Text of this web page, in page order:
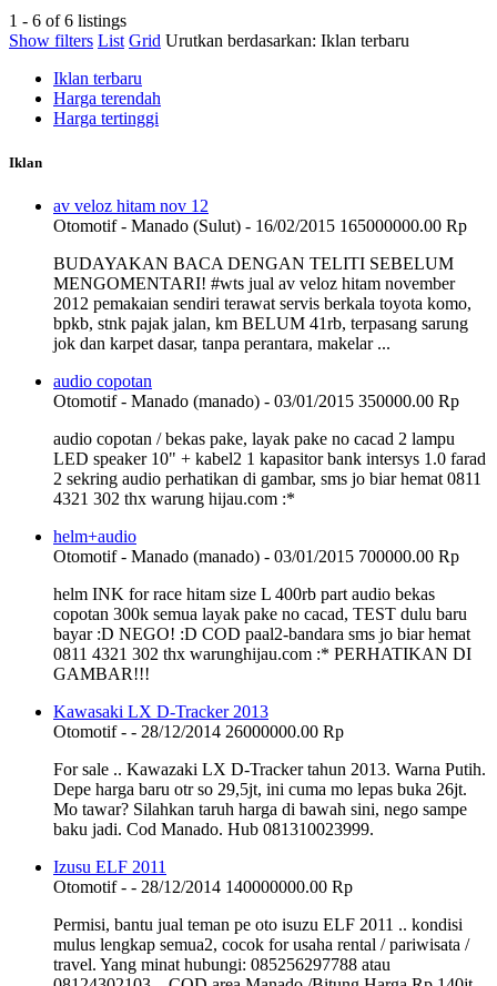
1 - 6 of 6 listings
Show filters List Grid Urutkan berdasarkan: Iklan terbaru
Iklan terbaru
Harga terendah
Harga tertinggi
Iklan
av veloz hitam nov 12
Otomotif- Manado (Sulut) - 16/02/2015 165000000.00 Rp
BUDAYAKAN BACA DENGAN TELITI SEBELUM
MENGOMENTARI! ‪#‎wts‬ jual av veloz hitam november
2012 pemakaian sendiri terawat servis berkala toyota komo,
bpkb, stnk pajak jalan, km BELUM 41rb, terpasang sarung
jok dan karpet dasar, tanpa perantara, makelar ...
audio copotan
Otomotif- Manado (manado) - 03/01/2015 350000.00 Rp
audio copotan / bekas pake, layak pake no cacad 2 lampu
LED speaker 10" + kabel2 1 kapasitor bank intersys 1.0 farad
2 sekring audio perhatikan di gambar, sms jo biar hemat 0811
4321 302 thx warung hijau.com :*
helm+audio
Otomotif- Manado (manado) - 03/01/2015 700000.00 Rp
helm INK for race hitam size L 400rb part audio bekas
copotan 300k semua layak pake no cacad, TEST dulu baru
bayar :D NEGO! :D COD paal2-bandara sms jo biar hemat
0811 4321 302 thx warunghijau.com :* PERHATIKAN DI
GAMBAR!!!
Kawasaki LX D-Tracker 2013
Otomotif- - 28/12/2014 26000000.00 Rp
For sale .. Kawazaki LX D-Tracker tahun 2013. Warna Putih.
Depe harga baru otr so 29,5jt, ini cuma mo lepas buka 26jt.
Mo tawar? Silahkan taruh harga di bawah sini, nego sampe
baku jadi. Cod Manado. Hub 081310023999.
Izusu ELF 2011
Otomotif- - 28/12/2014 140000000.00 Rp
Permisi, bantu jual teman pe oto isuzu ELF 2011 .. kondisi
mulus lengkap semua2, cocok for usaha rental / pariwisata /
travel. Yang minat hubungi: 085256297788 atau